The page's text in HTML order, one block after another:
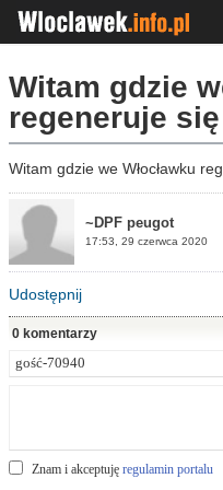
Witam gdzie
regeneruje
Witam gdzie we Włocławku
~DPF peugot
17:53, 29 czerwca 2020
Udostępnij
0 komentarzy
Znam i akceptuję regulamin portalu